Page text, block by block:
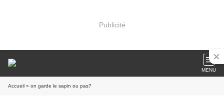
Publicité
MENU
Accueil » on garde le sapin ou pas?